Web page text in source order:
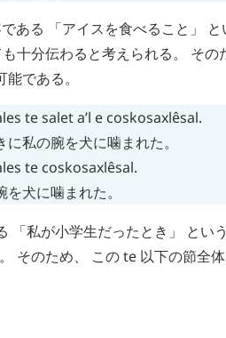
ある 「アイスを食べること」
十分伝わると考えられる。 そ
能である。
tesaleta’l e coskosaxlêsal.
私の腕を犬に噛まれた。
te coskosaxlêsal.
犬に噛まれた。
「私が小学生だったとき」 とい
そのため、 このte 以下の節全